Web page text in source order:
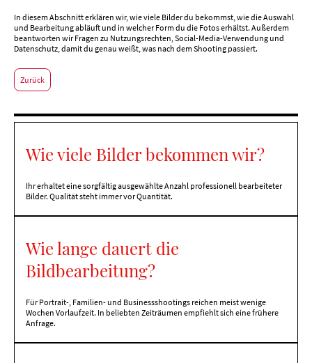
In diesem Abschnitt erklären wir, wie viele Bilder du bekommst, wie die Auswahl
und Bearbeitung abläuft und in welcher Form du die Fotos erhältst. Außerdem
beantworten wir Fragen zu Nutzungsrechten, Social-Media-Verwendung und
Datenschutz, damit du genau weißt, was nach dem Shooting passiert.
Zurück
Wie viele Bilder bekommen wir?
Ihr erhaltet eine sorgfältig ausgewählte Anzahl professionell bearbeiteter
Bilder. Qualität steht immer vor Quantität.
Wie lange dauert die
Bildbearbeitung?
Für Portrait-, Familien- und Businessshootings reichen meist wenige
Wochen Vorlaufzeit. In beliebten Zeiträumen empfiehlt sich eine frühere
Anfrage.